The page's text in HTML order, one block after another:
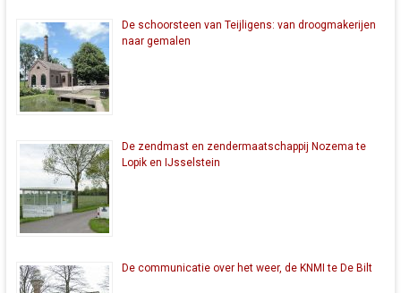
De schoorsteen van Teijligens: van droogmakerijen
naar gemalen
De zendmast en zendermaatschappij Nozema te
Lopik en IJsselstein
De communicatie over het weer, de KNMI te De Bilt